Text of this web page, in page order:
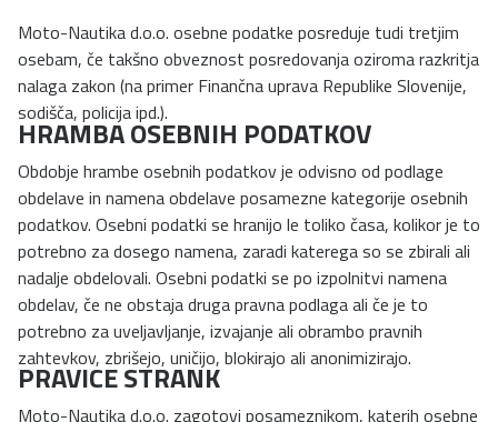
Moto-Nautika d.o.o. osebne podatke posreduje tudi tretjim
osebam, če takšno obveznost posredovanja oziroma razkritja
nalaga zakon (na primer Finančna uprava Republike Slovenije,
sodišča, policija ipd.).
HRAMBA OSEBNIH PODATKOV
Obdobje hrambe osebnih podatkov je odvisno od podlage
obdelave in namena obdelave posamezne kategorije osebnih
podatkov. Osebni podatki se hranijo le toliko časa, kolikor je to
potrebno za dosego namena, zaradi katerega so se zbirali ali
nadalje obdelovali. Osebni podatki se po izpolnitvi namena
obdelav, če ne obstaja druga pravna podlaga ali če je to
potrebno za uveljavljanje, izvajanje ali obrambo pravnih
zahtevkov, zbrišejo, uničijo, blokirajo ali anonimizirajo.
PRAVICE STRANK
Moto-Nautika d.o.o. zagotovi posameznikom, katerih osebne